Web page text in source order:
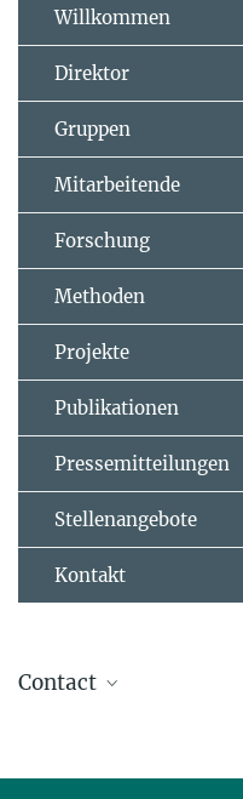
Willkommen
Direktor
Gruppen
Mitarbeitende
Forschung
Methoden
Projekte
Publikationen
Pressemitteilungen
Stellenangebote
Kontakt
Contact